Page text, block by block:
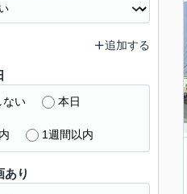
追加する
ない 本日
1週間以内
あり